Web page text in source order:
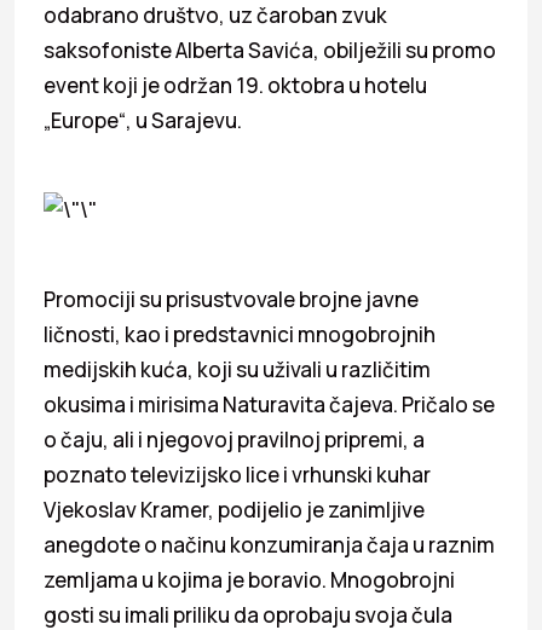
odabrano društvo, uz čaroban zvuk
saksofoniste Alberta Savića, obilježili su promo
event koji je održan 19. oktobra u hotelu
„Europe“, u Sarajevu.
Promociji su prisustvovale brojne javne
ličnosti, kao i predstavnici mnogobrojnih
medijskih kuća, koji su uživali u različitim
okusima i mirisima Naturavita čajeva. Pričalo se
o čaju, ali i njegovoj pravilnoj pripremi, a
poznato televizijsko lice i vrhunski kuhar
Vjekoslav Kramer, podijelio je zanimljive
anegdote o načinu konzumiranja čaja u raznim
zemljama u kojima je boravio. Mnogobrojni
gosti su imali priliku da oprobaju svoja čula